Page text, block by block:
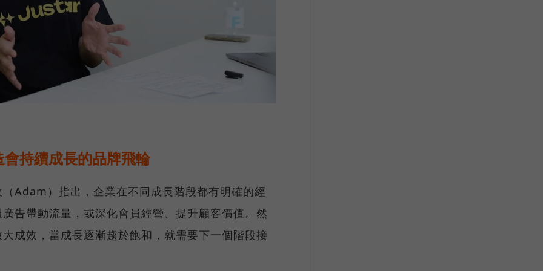
持續成長的品牌飛輪
Adam）指出，企業在不同成長階段都有明確的經
告帶動流量，或深化會員經營、提升顧客價值。然
成效，當成長逐漸趨於飽和，就需要下一個階段接